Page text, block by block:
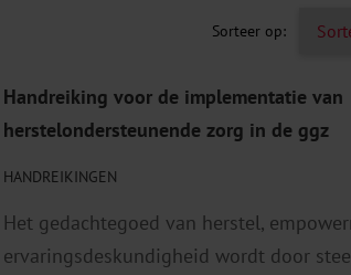
Handreiking voor de implementatie van
herstelondersteunende zorg in de ggz
HANDREIKINGEN
Het gedachtegoed van herstel,
ervaringsdeskundigheid wordt door